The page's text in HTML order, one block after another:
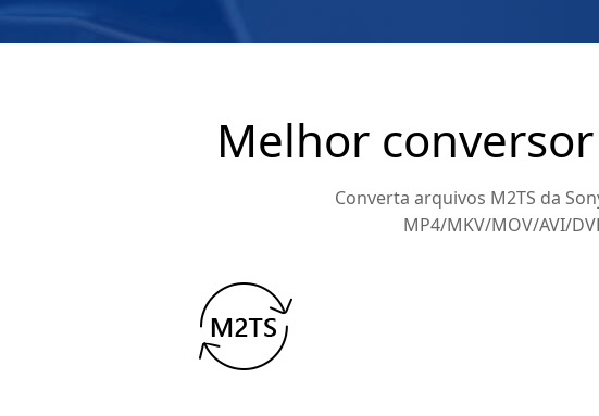
Melhor
Converta arquivos M2TS da
MP4/MKV/MOV/AVI/